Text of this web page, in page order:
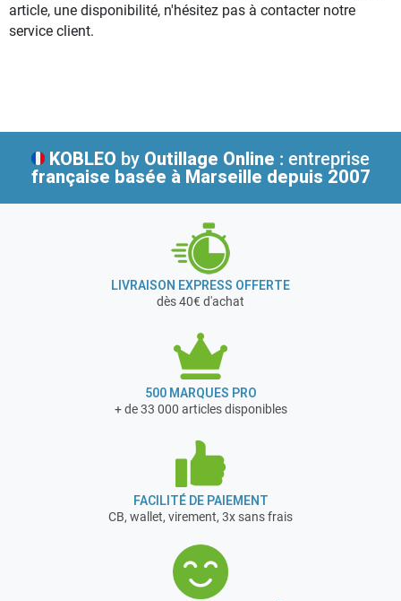
article, une disponibilité, n'hésitez pas à contacter notre
service client.
KOBLEO by Outillage Online : entreprise
française basée à Marseille depuis 2007
LIVRAISON EXPRESS OFFERTE
dès 40€ d'achat
500 MARQUES PRO
+ de 33 000 articles disponibles
FACILITÉ DE PAIEMENT
CB, wallet, virement, 3x sans frais